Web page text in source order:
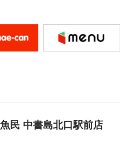
民 中書島北口駅前店